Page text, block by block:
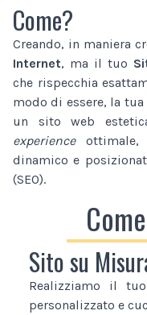
Come?
Creando, in maniera
Internet, ma il tuo
che rispecchia
modo di essere, la tua
un sito web
experienceottimale,
dinamico e
(SEO).
Sito su
Realizziamo il tuo
personalizzato e